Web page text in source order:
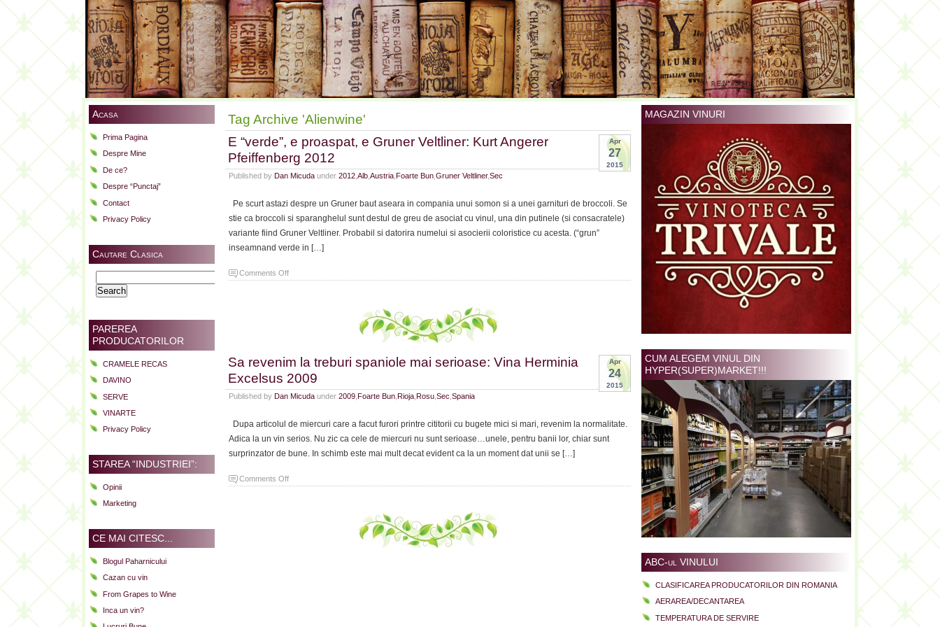
Acasa
Prima Pagina
Despre Mine
De ce?
Despre “Punctaj”
Contact
Privacy Policy
Cautare Clasica
for:
PAREREA
PRODUCATORILOR
CRAMELE RECAS
DAVINO
SERVE
VINARTE
Privacy Policy
STAREA “INDUSTRIEI”:
Opinii
Marketing
CE MAI CITESC...
Blogul Paharnicului
Cazan cu vin
From Grapes to Wine
Inca un vin?
Tag Archive 'Alienwine'
Apr
27
2015
E “verde”, e proaspat, e Gruner Veltliner: Kurt Angerer
Pfeiffenberg 2012
Published by Dan Micuda under 2012 Alb Austria Foarte Bun Gruner Veltliner,Sec
Pe scurt astazi despre un Gruner baut aseara in compania unui somon si a unei garnituri de broccoli. Se
stie ca broccoli si sparanghelul sunt destul de greu de asociat cu vinul, una din putinele (si consacratele)
variante fiind Gruner Veltliner. Probabil si datorira numelui si asocierii coloristice cu acesta. (“grun”
inseamnand verde in […]
Comments Offon
Veltliner:
Kurt
Angerer
Apr
24
2015
Sa revenim la treburi spaniole mai serioase: Vina Herminia
Excelsus 2009
Published by Dan Micuda under 2009 Foarte Bun Rioja Rosu Sec Spania
Dupa articolul de miercuri care a facut furori printre cititorii cu bugete mici si mari, revenim la normalitate.
Adica la un vin serios. Nu zic ca cele de miercuri nu sunt serioase…unele, pentru banii lor, chiar sunt
surprinzator de bune. In schimb este mai mult decat evident ca la un moment dat unii se […]
Comments Offon
MAGAZIN VINURI
CUM ALEGEM VINUL DIN
HYPER(SUPER)MARKET!!!
ABC-ul VINULUI
CLASIFICAREA PRODUCATORILOR DIN ROMANIA
AERAREA/DECANTAREA
TEMPERATURA DE SERVIRE